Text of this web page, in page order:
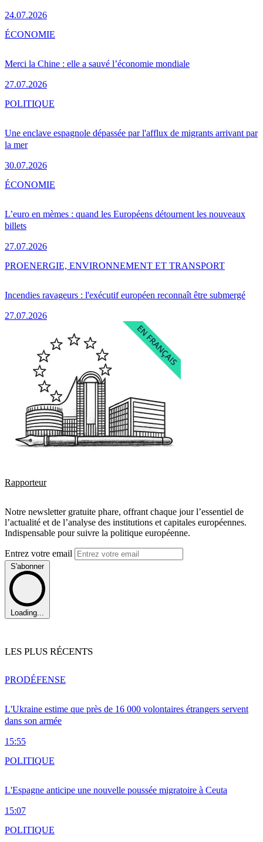
24.07.2026
Merci la Chine : elle a sauvé l’économie mondiale
27.07.2026
ÉCONOMIE
Une enclave espagnole dépassée par l'afflux de migrants arrivant par
la mer
30.07.2026
POLITIQUE
L’euro en mèmes : quand les Européens détournent les nouveaux
billets
27.07.2026
ÉCONOMIE
Incendies ravageurs : l'exécutif européen reconnaît être submergé
27.07.2026
PROENERGIE, ENVIRONNEMENT ET TRANSPORT
Rapporteur
Notre newsletter gratuite phare, offrant chaque jour l’essentiel de
l’actualité et de l’analyse des institutions et capitales européennes.
Indispensable pour suivre la politique européenne.
Entrez votre email
S'abonner
Loading...
LES PLUS RÉCENTS
L'Ukraine estime que près de 16 000 volontaires étrangers servent
dans son armée
15:55
PRODÉFENSE
L'Espagne anticipe une nouvelle poussée migratoire à Ceuta
15:07
POLITIQUE
POLITIQUE